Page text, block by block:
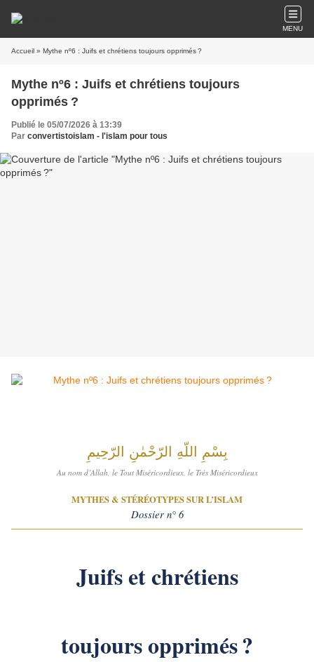
MENU
Accueil » Mythe nº6 : Juifs et chrétiens toujours opprimés ?
Mythe nº6 : Juifs et chrétiens toujours
opprimés ?
Publié le 05/07/2026 à 13:39
Par convertistoislam - l'islam pour tous
بِسْمِ اللّهِ الرّحْمٰنِ الرّحِيمِ
Au nom d’Allah, le Tout Miséricordieux, le Très Miséricordieux
MYTHES & STÉRÉOTYPES SUR L’ISLAM
Dossier n° 6
Juifs et chrétiens
toujours opprimés ?